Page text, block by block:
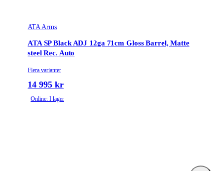
ATA Arms
ATA SP Black ADJ 12ga 71cm Gloss Barrel, Matte
steel Rec. Auto
Flera varianter
14 995 kr
Online: I lager